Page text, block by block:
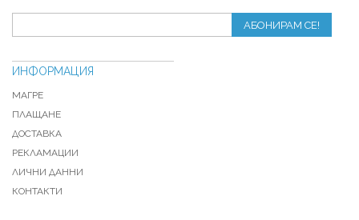
АБОНИРАМ СЕ!
ИНФОРМАЦИЯ
МАГРЕ
ПЛАЩАНЕ
ДОСТАВКА
РЕКЛАМАЦИИ
ЛИЧНИ ДАННИ
КОНТАКТИ